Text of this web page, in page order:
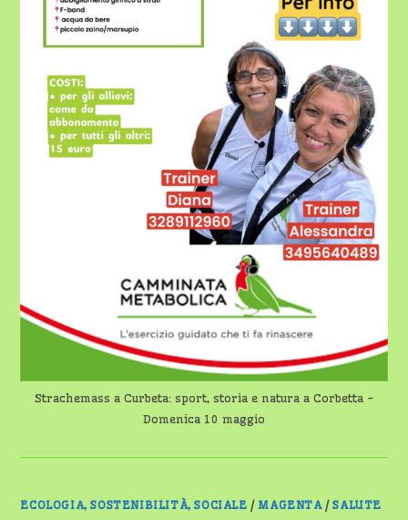
Strachemass a Curbeta: sport, storia e natura a Corbetta -
Domenica 10 maggio
ECOLOGIA, SOSTENIBILITÀ, SOCIALE / MAGENTA/SALUTE